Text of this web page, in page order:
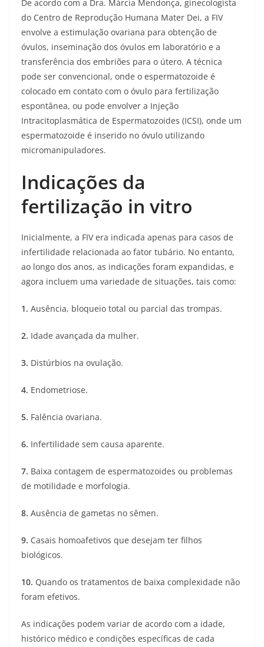
De acordo com a Dra. Márcia Mendonça, ginecologista
do Centro de Reprodução Humana Mater Dei, a FIV
envolve a estimulação ovariana para obtenção de
óvulos, inseminação dos óvulos em laboratório e a
transferência dos embriões para o útero. A técnica
pode ser convencional, onde o espermatozoide é
colocado em contato com o óvulo para fertilização
espontânea, ou pode envolver a Injeção
Intracitoplasmática de Espermatozoides (ICSI), onde um
espermatozoide é inserido no óvulo utilizando
micromanipuladores.
Indicações da
fertilização in vitro
Inicialmente, a FIV era indicada apenas para casos de
infertilidade relacionada ao fator tubário. No entanto,
ao longo dos anos, as indicações foram expandidas, e
agora incluem uma variedade de situações, tais como:
1. Ausência, bloqueio total ou parcial das trompas.
2. Idade avançada da mulher.
3. Distúrbios na ovulação.
4. Endometriose.
5. Falência ovariana.
6. Infertilidade sem causa aparente.
7. Baixa contagem de espermatozoides ou problemas
de motilidade e morfologia.
8. Ausência de gametas no sêmen.
9. Casais homoafetivos que desejam ter filhos
biológicos.
10. Quando os tratamentos de baixa complexidade não
foram efetivos.
As indicações podem variar de acordo com a idade,
histórico médico e condições específicas de cada